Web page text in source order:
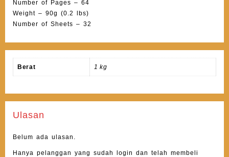
Number of Pages – 64
Weight – 90g (0.2 lbs)
Number of Sheets – 32
Berat 1 kg
Ulasan
Belum ada ulasan.
Hanya pelanggan yang sudah login dan telah membeli